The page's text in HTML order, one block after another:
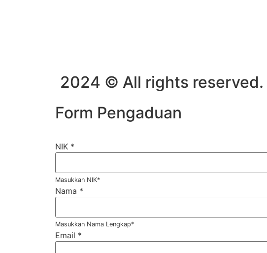
2024 © All rights reserved.
Form Pengaduan
NIK *
Masukkan NIK*
Nama *
Masukkan Nama Lengkap*
Email *